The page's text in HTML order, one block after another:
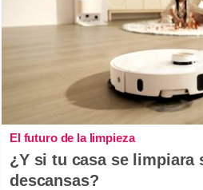
El futuro de la limpieza
¿Y si tu casa se limpiara
descansas?